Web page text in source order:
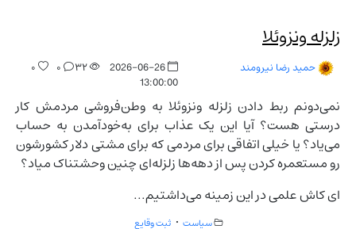
زلزله ونزوئلا
حمید رضا نیرومند
2026-06-26
13:00:00
۳۲ ۰ ۰
نمی‌دونم ربط دادن زلزله ونزوئلا به وطن‌فروشی مردمش کار
درستی هست؟ آیا این یک عذاب برای به‌خودآمدن به حساب
می‌یاد؟ یا خیلی اتفاقی برای مردمی که برای مشتی دلار کشورشون
رو مستعمره کردن پس از دهه‌ها زلزله‌ای چنین وحشتناک میاد؟
ای کاش علمی در این زمینه می‌داشتیم...
سیاست ثبت وقایع